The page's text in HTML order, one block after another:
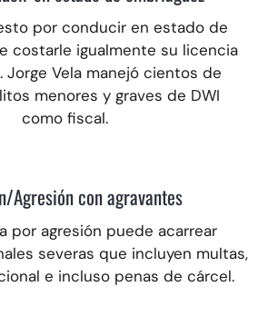
por conducir en estado de
costarle igualmente su licencia
Jorge Vela manejó cientos de
menores y graves de DWI
como fiscal.
Agresión con agravantes
por agresión puede acarrear
severas que incluyen multas,
e incluso penas de cárcel.